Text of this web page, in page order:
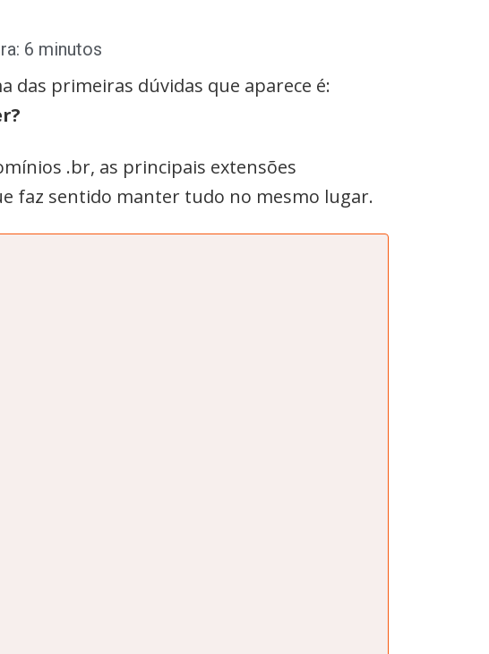
6 minutos
das primeiras dúvidas que aparece é:
.br, as principais extensões
faz sentido manter tudo no mesmo lugar.